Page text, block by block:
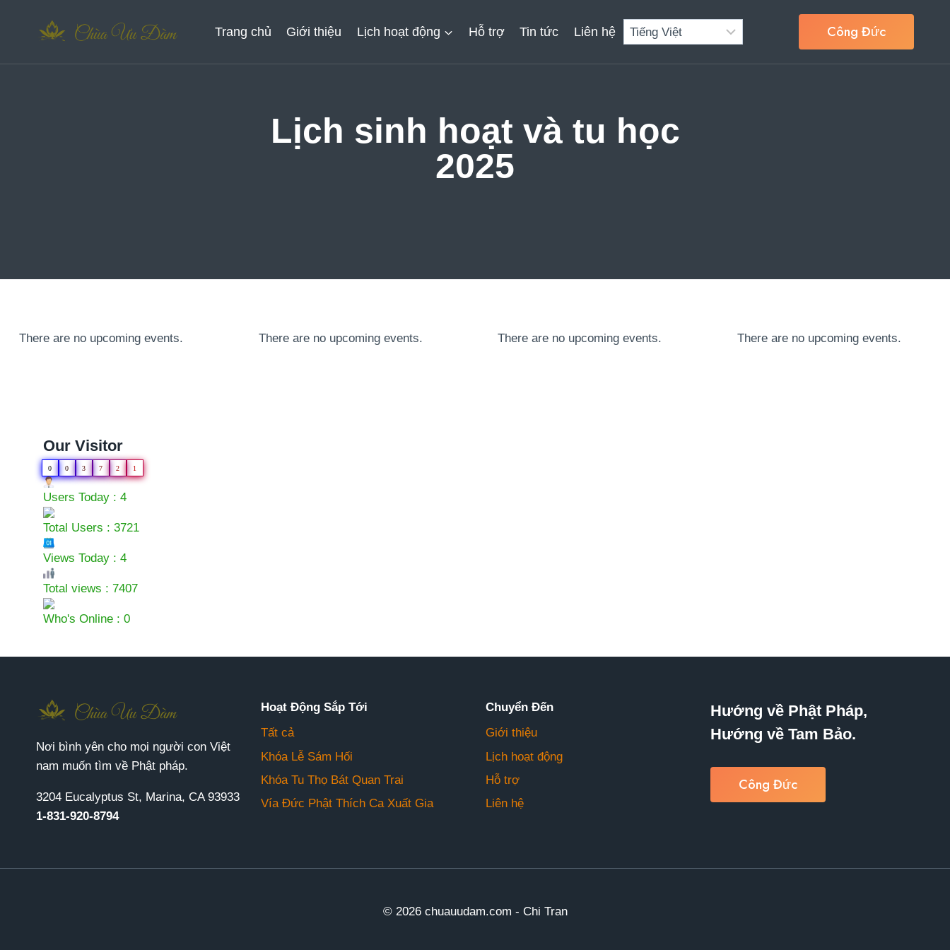
Trang chủ Giới thiệu Lịch hoạt động Hỗ trợ Tin tức Liên hệ Công Đức
Lịch sinh hoạt và tu học
2025
There are no upcoming events. There are no upcoming events. There are no upcoming events. There are no upcoming events.
Our Visitor
0 0 3 7 2 1
Users Today : 4
Total Users : 3721
Views Today : 4
Total views : 7407
Who's Online : 0
Nơi bình yên cho mọi người con Việt
nam muốn tìm về Phật pháp.
3204 Eucalyptus St, Marina, CA 93933
1-831-920-8794
Hoạt Động Sắp Tới
Tất cả
Khóa Lễ Sám Hối
Khóa Tu Thọ Bát Quan Trai
Vía Đức Phật Thích Ca Xuất Gia
Chuyển Đến
Giới thiệu
Lịch hoạt động
Hỗ trợ
Liên hệ
Hướng về Phật Pháp,
Hướng về Tam Bảo.
Công Đức
© 2026 chuauudam.com - Chi Tran